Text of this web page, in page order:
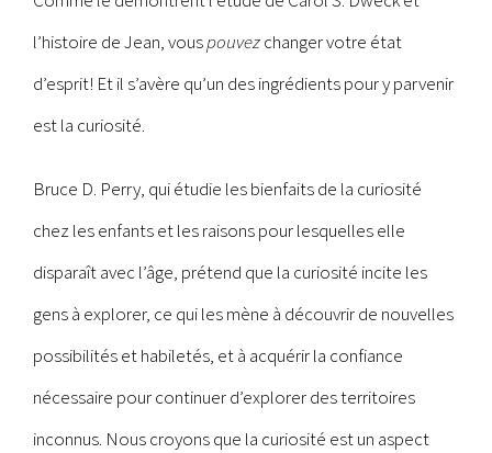
l’histoire de Jean, vouspouvezchanger votre état
d’esprit! Et il s’avère qu’un des ingrédients pour y parvenir
est la curiosité.
Bruce D. Perry, qui étudie les bienfaits de la curiosité
chez les enfants et les raisons pour lesquelles elle
disparaît avec l’âge, prétend que la curiosité incite les
gens à explorer, ce qui les mène à découvrir de nouvelles
possibilités et habiletés, et à acquérir la confiance
nécessaire pour continuer d’explorer des territoires
inconnus. Nous croyons que la curiosité est un aspect